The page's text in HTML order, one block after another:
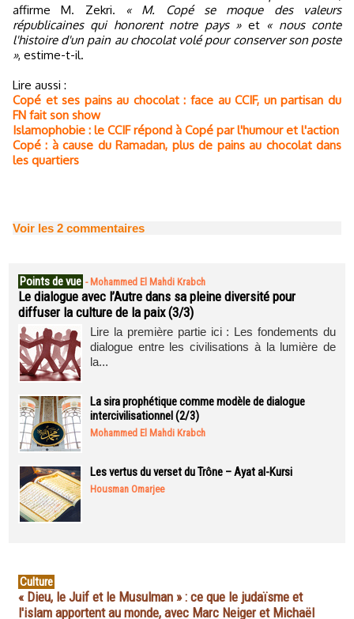
affirme M. Zekri.
« M. Copé se moque des valeurs
républicaines qui honorent notre pays »et « nous conte
l'histoire d'un pain au chocolat volé pour conserver son poste
», estime-t-il.
Lire aussi :
Copé et ses pains au chocolat : face au CCIF, un partisan du
FN fait son show
Islamophobie : le CCIF répond à Copé par l'humour et l'action
Copé : à cause du Ramadan, plus de pains au chocolat dans
les quartiers
Voir les 2 commentaires
Points de vue - Mohammed El Mahdi Krabch
Le dialogue avec l’Autre dans sa pleine diversité pour
diffuser la culture de la paix (3/3)
Lire la première partie ici : Les fondements du
dialogue entre les civilisations à la lumière de
la...
La sira prophétique comme modèle de dialogue
intercivilisationnel (2/3)
Mohammed El Mahdi Krabch
Les vertus du verset du Trône – Ayat al-Kursi
Housman Omarjee
Culture
« Dieu, le Juif et le Musulman » : ce que le judaïsme et
l'islam apportent au monde, avec Marc Neiger et Michaël